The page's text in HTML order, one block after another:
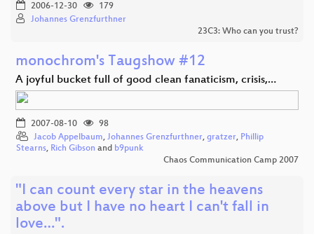
2006-12-30
179
Johannes Grenzfurthner
23C3: Who can you trust?
monochrom's Taugshow #12
A joyful bucket full of good clean fanaticism, crisis,…
2007-08-10
98
Jacob Appelbaum, Johannes Grenzfurthner, gratzer, Phillip
Stearns, Rich Gibson and b9punk
Chaos Communication Camp 2007
"I can count every star in the heavens
above but I have no heart I can't fall in
love…".